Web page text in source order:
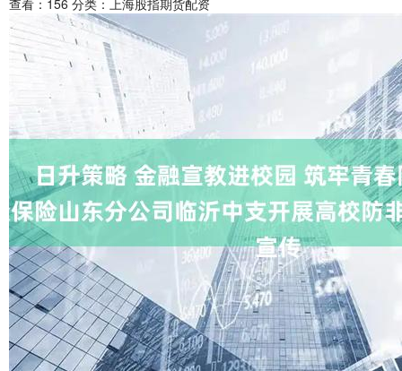
查看： 156 分类： 上海股指期货配资